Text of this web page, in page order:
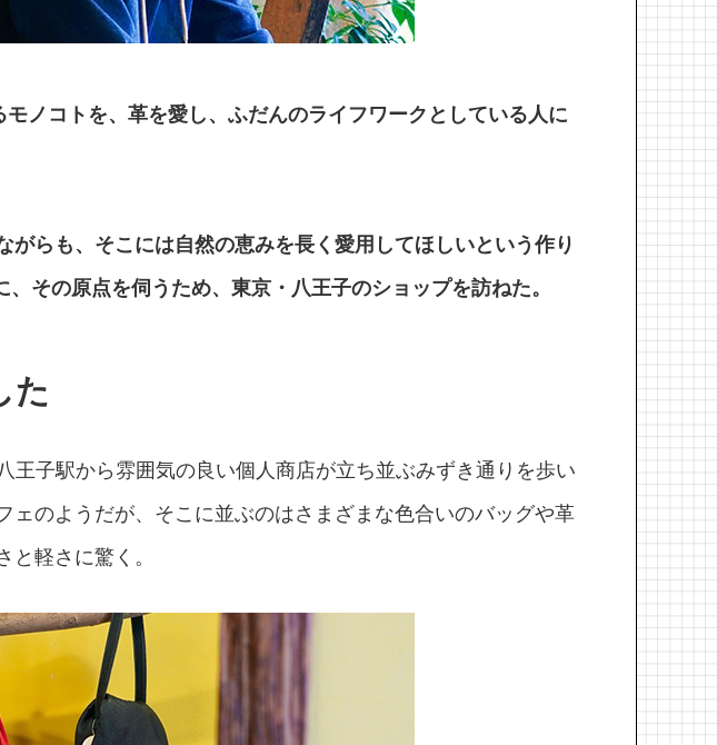
ノコトを、革を愛し、ふだんのライフワークとしている人に
らも、そこには自然の恵みを長く愛用してほしいという作り
その原点を伺うため、東京・八王子のショップを訪ねた。
た
子駅から雰囲気の良い個人商店が立ち並ぶみずき通りを歩い
のようだが、そこに並ぶのはさまざまな色合いのバッグや革
軽さに驚く。